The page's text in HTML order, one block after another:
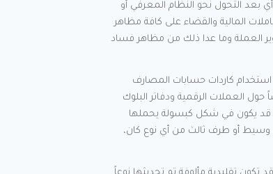
بعد التحول نحو النظام المعرفي أو
المالية والقضاء على كافة مظاهر
العملة وما عدا ذلك من مظاهر فساد
استخدام كاردات حسابات المصارف
حول العملات الرقمية ودفاتر البلوك
قد يكون في شكل كبسولة يحملها
وسيط أو طرف ثالث من أي نوع كان،